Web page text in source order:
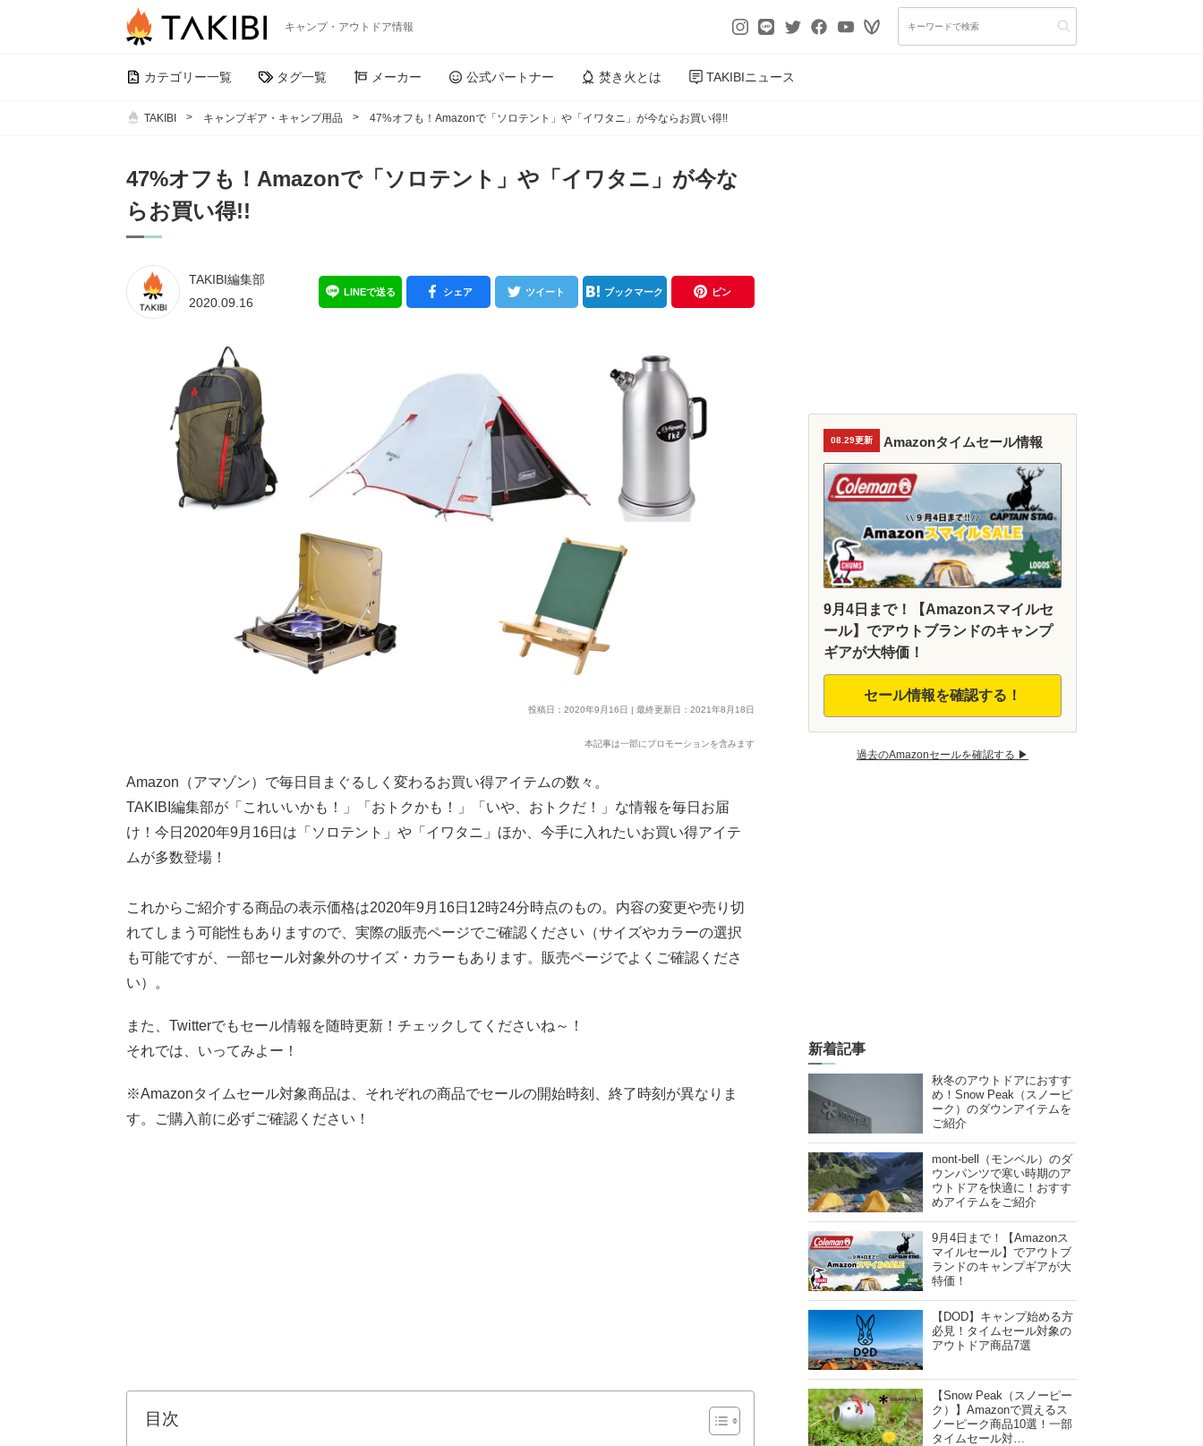
キャンプ・アウトドア情報
カテゴリー一覧 タグ一覧 メーカー 公式パートナー 焚き火とは TAKIBIニュース
TAKIBI キャンプギア・キャンプ用品 47%オフも！Amazonで「ソロテント」や「イワタニ」が今ならお買い得!!
47%オフも！Amazonで「ソロテント」や「イワタニ」が今な
らお買い得!!
TAKIBI編集部
2020.09.16
LINEで送る シェア ツイート ブックマーク ピン
投稿日：2020年9月16日 | 最終更新日：2021年8月18日
本記事は一部にプロモーションを含みます
Amazon（アマゾン）で毎日目まぐるしく変わるお買い得アイテムの数々。
TAKIBI編集部が「これいいかも！」「おトクかも！」「いや、おトクだ！」な情報を毎日お届
け！今日2020年9月16日は「ソロテント」や「イワタニ」ほか、今手に入れたいお買い得アイテ
ムが多数登場！
これからご紹介する商品の表示価格は2020年9月16日12時24分時点のもの。内容の変更や売り切
れてしまう可能性もありますので、実際の販売ページでご確認ください（サイズやカラーの選択
も可能ですが、一部セール対象外のサイズ・カラーもあります。販売ページでよくご確認くださ
い）。
また、Twitterでもセール情報を随時更新！チェックしてくださいね～！
それでは、いってみよー！
※Amazonタイムセール対象商品は、それぞれの商品でセールの開始時刻、終了時刻が異なりま
す。ご購入前に必ずご確認ください！
目次
08.29更新 Amazonタイムセール情報
9月4日まで！【Amazonスマイルセ
ール】でアウトブランドのキャンプ
ギアが大特価！
セール情報を確認する！
過去のAmazonセールを確認する ▶︎
新着記事
秋冬のアウトドアにおすす
め！Snow Peak（スノーピ
ーク）のダウンアイテムを
ご紹介
mont-bell（モンベル）のダ
ウンパンツで寒い時期のア
ウトドアを快適に！おすす
めアイテムをご紹介
9月4日まで！【Amazonス
マイルセール】でアウトブ
ランドのキャンプギアが大
特価！
【DOD】キャンプ始める方
必見！タイムセール対象の
アウトドア商品7選
【Snow Peak（スノーピー
ク）】Amazonで買えるス
ノーピーク商品10選！一部
タイムセール対…